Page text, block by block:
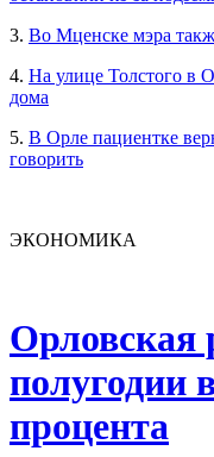
3. Во Мценске мэра
4. На улице Толстого в
дома
5. В Орле пациентке
говорить
ЭКОНОМИКА
Орловская
полугодии
процента